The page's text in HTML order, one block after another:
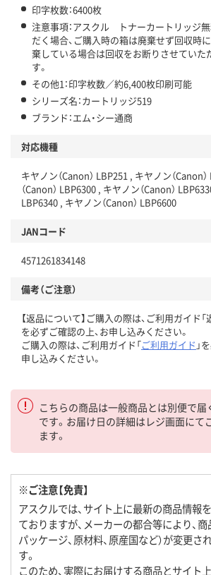
印字枚数：6400枚
注意事項：アスクル トナーカートリッジ
だく場合、ご購入時の箱は廃棄せず回収時
棄している場合は回収をお断りさせていた
す。
その他1：印字枚数／約6,400枚印刷可能
シリーズ名：カートリッジ519
ブランド：エム・シー通商
対応機種
キヤノン（Canon） LBP251 , キヤノン（Canon
（Canon） LBP6300 , キヤノン（Canon）
LBP6340 , キヤノン（Canon） LBP6600
JANコード
4571261834148
備考（ご注意）
【返品について】ご購入の際は、ご利用ガイド「
を必ずご確認の上、お申し込みください。
ご購入の際は、ご利用ガイド「ご利用ガイド 」
申し込みください。
こちらの商品は一般商品とは別便で
です。お届け日の詳細はレジ画面にて
ます。
※ご注意【免責】
アスクルでは、サイト上に最新の商品情報
ておりますが、メーカーの都合等により、商
パッケージ、原材料、原産国など）が変更さ
す。
このため、実際にお届けする商品とサイト